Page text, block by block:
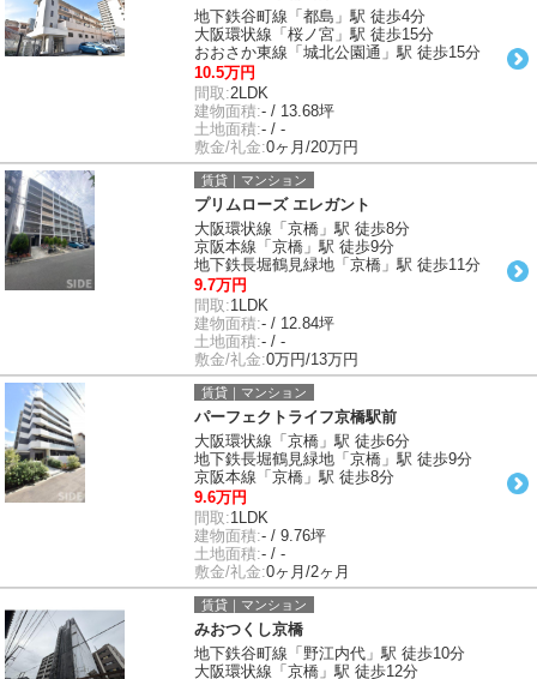
地下鉄谷町線「都島」駅 徒歩4分
大阪環状線「桜ノ宮」駅 徒歩15分
おおさか東線「城北公園通」駅 徒歩15分
10.5万円
間取:2LDK
建物面積:- / 13.68坪
土地面積:- / -
敷金/礼金:0ヶ月/20万円
賃貸｜マンション
プリムローズ エレガント
大阪環状線「京橋」駅 徒歩8分
京阪本線「京橋」駅 徒歩9分
地下鉄長堀鶴見緑地「京橋」駅 徒歩11分
9.7万円
間取:1LDK
建物面積:- / 12.84坪
土地面積:- / -
敷金/礼金:0万円/13万円
賃貸｜マンション
パーフェクトライフ京橋駅前
大阪環状線「京橋」駅 徒歩6分
地下鉄長堀鶴見緑地「京橋」駅 徒歩9分
京阪本線「京橋」駅 徒歩8分
9.6万円
間取:1LDK
建物面積:- / 9.76坪
土地面積:- / -
敷金/礼金:0ヶ月/2ヶ月
賃貸｜マンション
みおつくし京橋
地下鉄谷町線「野江内代」駅 徒歩10分
大阪環状線「京橋」駅 徒歩12分